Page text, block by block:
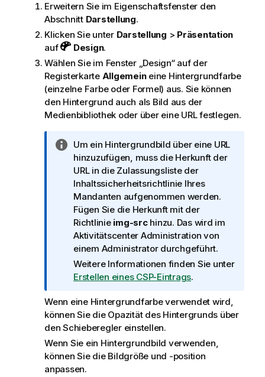
Erweitern Sie im Eigenschaftsfenster den
Abschnitt Darstellung.
Klicken Sie unter Darstellung > Präsentation
auf
Design.
Wählen Sie im Fenster „Design“ auf der
Registerkarte Allgemeineine Hintergrundfarbe
(einzelne Farbe oder Formel) aus. Sie können
den Hintergrund auch als Bild aus der
Medienbibliothek oder über eine URL festlegen.
I
n
f
o
r
m
a
t
i
o
n
h
i
n
w
e
i
Um ein Hintergrundbild über eine URL
hinzuzufügen, muss die Herkunft der
URL in die Zulassungsliste der
Inhaltssicherheitsrichtlinie Ihres
Mandanten aufgenommen werden.
Fügen Sie die Herkunft mit der
Richtlinie img-srchinzu. Das wird im
Aktivitätscenter Administration von
einem Administrator durchgeführt.
Weitere Informationen finden Sie unter
Erstellen eines CSP-Eintrags.
Wenn eine Hintergrundfarbe verwendet wird,
können Sie die Opazität des Hintergrunds über
den Schieberegler einstellen.
Wenn Sie ein Hintergrundbild verwenden,
können Sie die Bildgröße und -position
anpassen.